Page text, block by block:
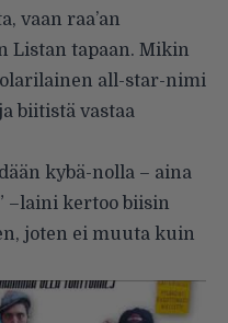
vaan raa’an
Listan tapaan. Mikin
olarilainen all-star-nimi
ja biitistä vastaa
kybä-nolla – aina
–laini kertoo biisin
joten ei muuta kuin